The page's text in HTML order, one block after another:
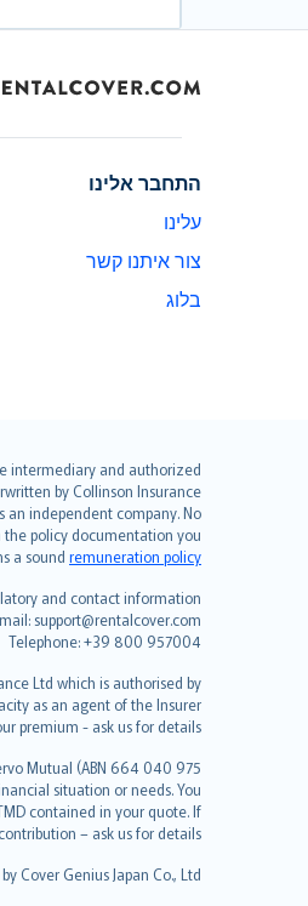
התחבר אלינו
עלינו
צור איתנו קשר
בלוג
intermediary and authorized
by Collinson Insurance
an independent company. No
the policy documentation you
a sound remuneration policy
and contact information:
support@rentalcover.com
Telephone: +39 800 957004
Ltd which is authorised by
as an agent of the Insurer
premium - ask us for details.
Mutual (ABN 664 040 975
situation or needs. You
contained in your quote. If
– ask us for details.
Cover Genius Japan Co., Ltd.
English (UK)
English (US)
Deutsch
français
Nederlands
español
italiano
简体中文
繁體中文
Português
polski
עברית
Português
日本語